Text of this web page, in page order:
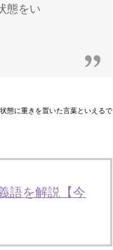
態をい
態に重きを置いた言葉といえるで
語を解説【今